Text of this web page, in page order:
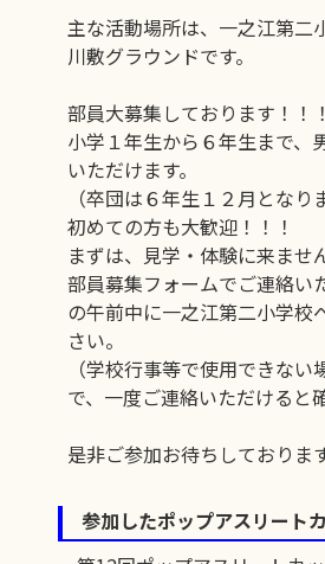
主な活動場所は、一之江第二
川敷グラウンドです。
部員大募集しております！！！
小学１年生から６年生まで、
いただけます。
（卒団は６年生１２月となり
初めての方も大歓迎！！！
まずは、見学・体験に来ませ
部員募集フォームでご連絡い
の午前中に一之江第二小学校
さい。
（学校行事等で使用できな
で、一度ご連絡いただけると
是非ご参加お待ちしております
参加したポップアスリート